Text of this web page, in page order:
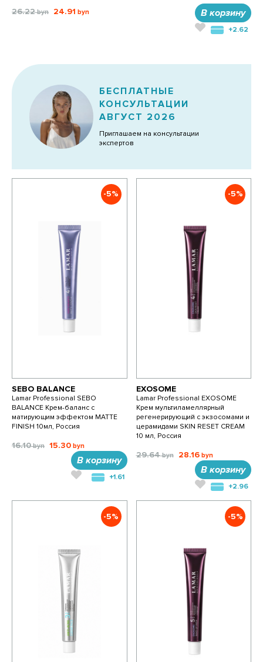
26.22 24.91 В корзину
+2.62
БЕСПЛАТНЫЕ
КОНСУЛЬТАЦИИ
АВГУСТ 2026
Приглашаем на консультации
экспертов
-5%
SEBO BALANCE
Lamar Professional SEBO
BALANCE Крем-баланс с
матирующим эффектом MATTE
FINISH 10мл, Россия
16.10 15.30
В корзину
+1.61
-5%
EXOSOME
Lamar Professional EXOSOME
Крем мультиламеллярный
регенерирующий с экзосомами и
церамидами SKIN RESET CREAM
10 мл, Россия
29.64 28.16
В корзину
+2.96
-5% -5%